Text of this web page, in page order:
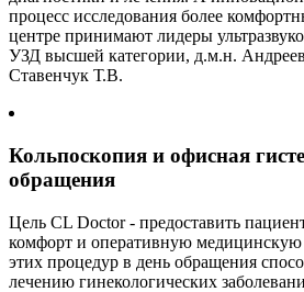
процесс исследования более
центре принимают лидеры
УЗД высшей категории, д.м.н.
Ставенчук Т.В.
Кольпоскопия и офисная
обращения
Цель CL Doctor - предоставить
комфорт и оперативную
этих процедур в день обращения
лечению гинекологических